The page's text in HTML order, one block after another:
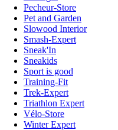
Pecheur-Store
Pet and Garden
Slowood Interior
Smash-Expert
Sneak'In
Sneakids
Sport is good
Training-Fit
Trek-Expert
Triathlon Expert
Vélo-Store
Winter Expert